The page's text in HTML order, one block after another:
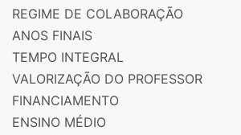
REGIME DE COLABORAÇÃO
ANOS FINAIS
TEMPO INTEGRAL
VALORIZAÇÃO DO PROFESSOR
FINANCIAMENTO
ENSINO MÉDIO